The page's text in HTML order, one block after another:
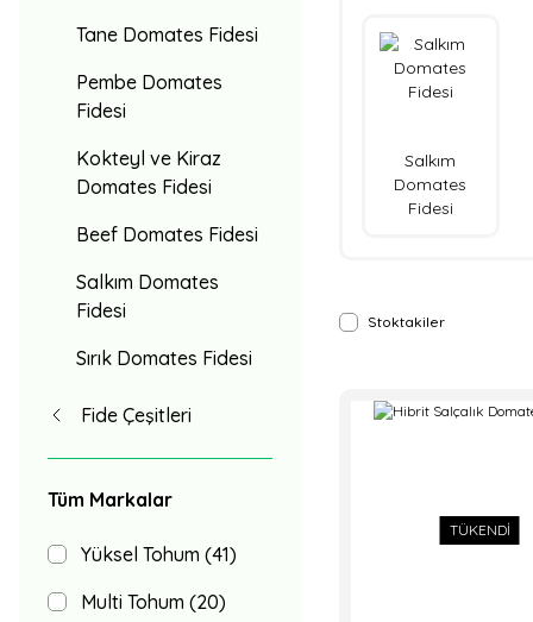
Tane Domates Fidesi
Pembe Domates
Fidesi
Kokteyl ve Kiraz
Domates Fidesi
Beef Domates Fidesi
Salkım Domates
Fidesi
Sırık Domates Fidesi
Fide Çeşitleri
Tüm Markalar
Yüksel Tohum (41)
Multi Tohum (20)
Salkım
Domates
Fidesi
Stoktakiler
TÜKENDİ